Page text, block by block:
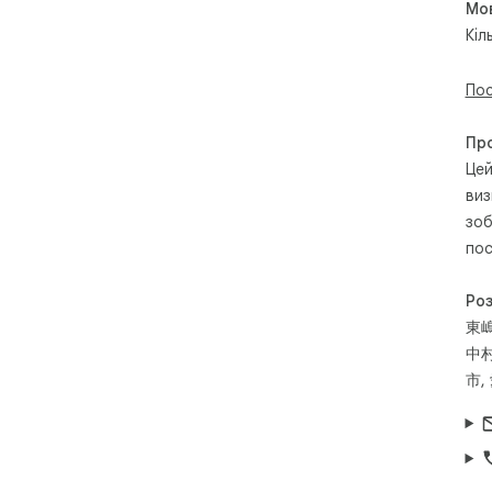
   Презентація → Підкресліть частини, на які хочете
   Перегляд ← Точне збільшення тільки потрібної вам
   Презентація → Обрізайте та показуйте лише
3️⃣
   Презентація → Більше ніж звичайний вказівник —
4️⃣
   Панель інструментів → Легко відкривайте
👥
東
中
市,